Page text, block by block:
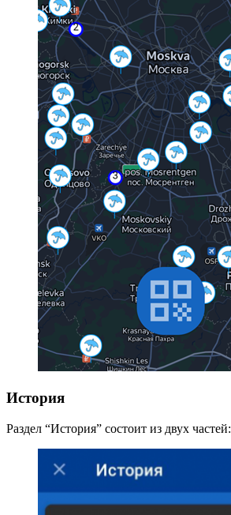
История
Раздел “История” состоит из двух частей: